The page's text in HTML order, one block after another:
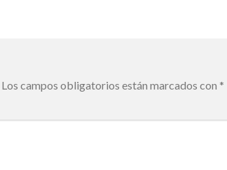
Los campos obligatorios están marcados con *